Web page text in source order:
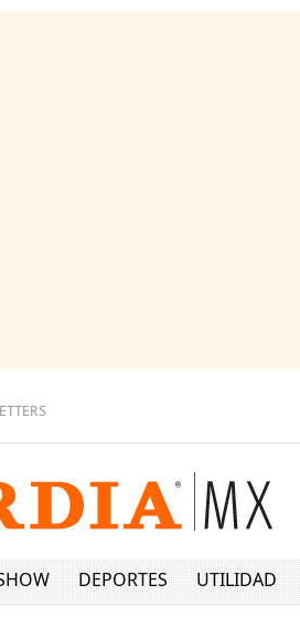
DEPORTES UTILIDAD